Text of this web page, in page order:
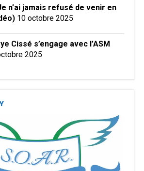
n’ai jamais refusé de venir en
10 octobre 2025
Cissé s’engage avec l’ASM
2025